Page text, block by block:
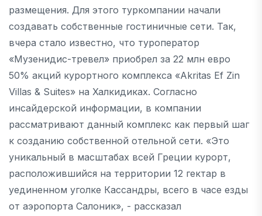
размещения. Для этого туркомпании начали
создавать собственные гостиничные сети. Так,
вчера стало известно, что туроператор
«Музенидис-тревел» приобрел за 22 млн евро
50% акций курортного комплекса «Akritas Ef Zin
Villas & Suites» на Халкидиках. Согласно
инсайдерской информации, в компании
рассматривают данный комплекс как первый шаг
к созданию собственной отельной сети. «Это
уникальный в масштабах всей Греции курорт,
расположившийся на территории 12 гектар в
уединенном уголке Кассандры, всего в часе езды
от аэропорта Салоник», - рассказал